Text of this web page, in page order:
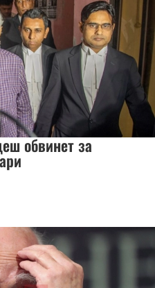
обвинет за